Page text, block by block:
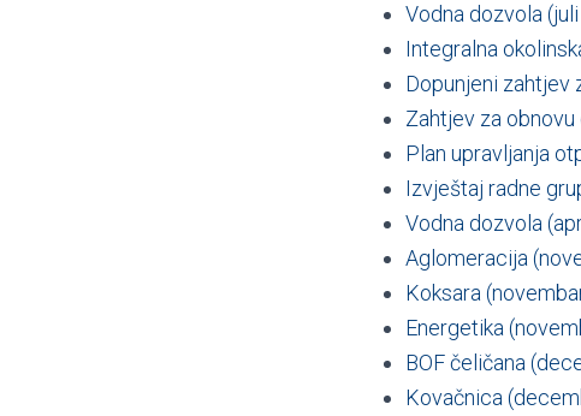
Vodna dozvola
Integralna
Dopunjeni zahtjev
Zahtjev za
Plan upravljanja
Izvještaj radne
Vodna dozvola
Aglomeracija
Koksara
Energetika
BOF čeličana
Kovačnica